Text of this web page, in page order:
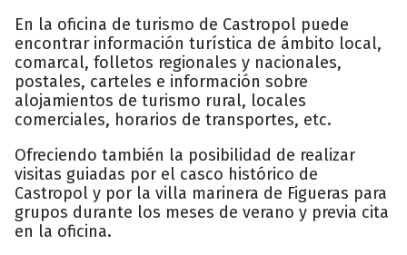
En la oficina de turismo de Castropol puede
encontrar información turística de ámbito local,
comarcal, folletos regionales y nacionales,
postales, carteles e información sobre
alojamientos de turismo rural, locales
comerciales, horarios de transportes, etc.
Ofreciendo también la posibilidad de realizar
visitas guiadas por el casco histórico de
Castropol y por la villa marinera de Figueras para
grupos durante los meses de verano y previa cita
en la oficina.